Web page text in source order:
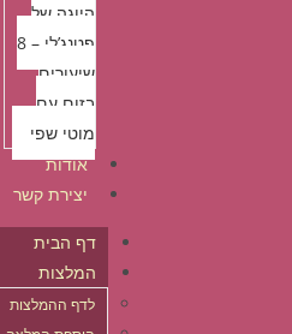
היוגה של
פטנג’לי – 8
שיעורים
בזום עם
מוטי שפי
אודות
יצירת קשר
דף הבית
המלצות
לדף ההמלצות